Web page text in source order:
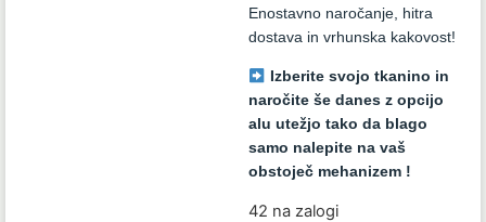
Enostavno naročanje, hitra
dostava in vrhunska kakovost!
Izberite svojo tkanino in
naročite še danes z opcijo
alu utežjo tako da blago
samo nalepite na vaš
obstoječ mehanizem !
42 na zalogi